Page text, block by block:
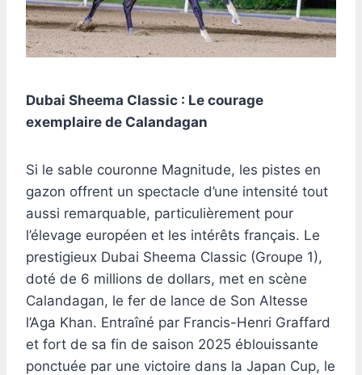
Dubai Sheema Classic : Le courage
exemplaire de Calandagan
Si le sable couronne Magnitude, les pistes en
gazon offrent un spectacle d’une intensité tout
aussi remarquable, particulièrement pour
l’élevage européen et les intérêts français. Le
prestigieux Dubai Sheema Classic (Groupe 1),
doté de 6 millions de dollars, met en scène
Calandagan, le fer de lance de Son Altesse
l’Aga Khan. Entraîné par Francis-Henri Graffard
et fort de sa fin de saison 2025 éblouissante
ponctuée par une victoire dans la Japan Cup, le